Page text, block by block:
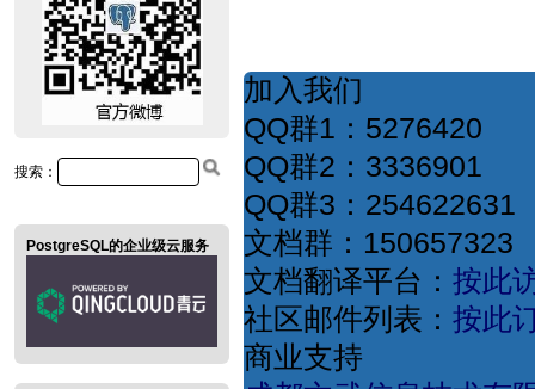
搜索：
PostgreSQL的企业级云服务
加入我们
QQ群1：5276420
QQ群2：3336901
QQ群3：254622631
文档群：150657323
文档翻译平台： 按此
社区邮件列表： 按此
商业支持